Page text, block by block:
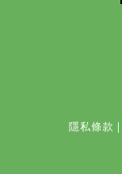
隱私條款 |